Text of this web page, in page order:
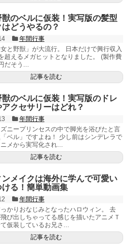
獣のベルに仮装！実写版の髪型
どうやるの？
年間行事
と野獣」が大流行。 日本だけで興行収入
超えるメガヒットとなりました。 (製作費
だそう...
記事を読む
獣のベルに仮装！実写版のドレ
クセサリーはどれ？
年間行事
ニープリンセスの中で脚光を浴びたと言
ベル」ですよね！ 少し前はシンデレラで
メから実写化され...
記事を読む
メイクは海外に学んで可愛い
ける！簡単動画集
年間行事
かりおなじみとなったハロウィン。 去
び出しちゃってる感じを描いたアニメＴ
仮装しているお兄さ...
記事を読む